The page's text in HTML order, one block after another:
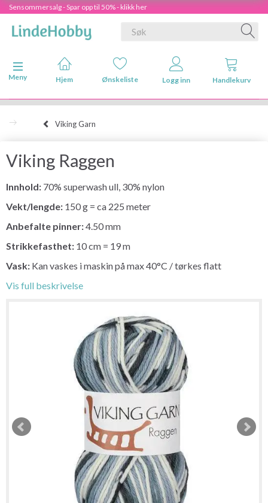
Sensommersalg - Spar opp til 50% - klikk her
Veksle navigasjon
Meny
Hjem Ønskeliste Logg inn Handlekurv
Viking Garn
Viking Raggen
Innhold: 70% superwash ull, 30% nylon
Vekt/lengde: 150 g = ca 225 meter
Anbefalte pinner:4.50 mm
Strikkefasthet: 10 cm = 19 m
Vask: Kan vaskes i maskin på max 40°C / tørkes flatt
Vis full beskrivelse